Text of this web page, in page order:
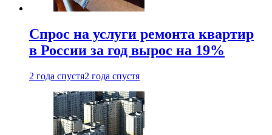
Спрос на услуги ремонта квартир
в России за год вырос на 19%
2 года спустя2 года спустя